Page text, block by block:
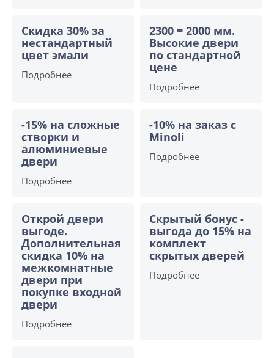
Скидка 30% за
нестандартный
цвет эмали
Подробнее
2300 = 2000 мм.
Высокие двери
по стандартной
цене
Подробнее
-15% на сложные
створки и
алюминиевые
двери
Подробнее
-10% на заказ с
Minoli
Подробнее
Открой двери
выгоде.
Дополнительная
скидка 10% на
межкомнатные
двери при
покупке входной
двери
Подробнее
Скрытый бонус -
выгода до 15% на
комплект
скрытых дверей
Подробнее